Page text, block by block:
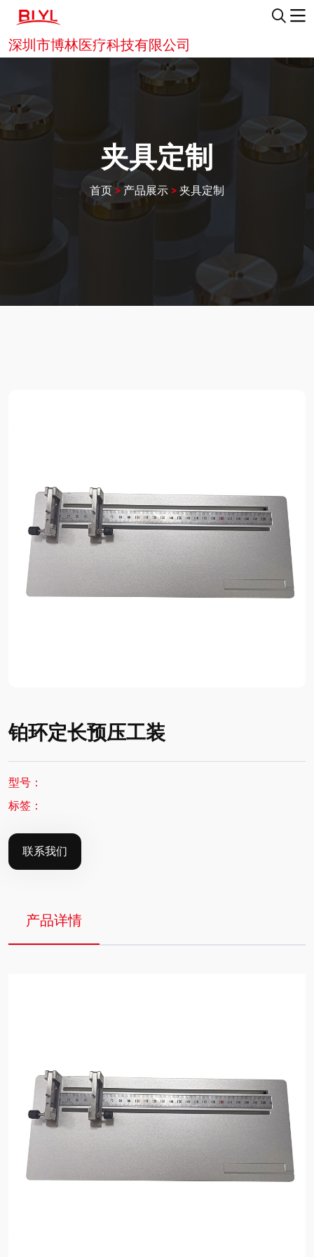
深圳市博林医疗科技有限公司
夹具定制
首页>产品展示 > 夹具定制
铂环定长预压工装
型号：
标签：
联系我们
产品详情